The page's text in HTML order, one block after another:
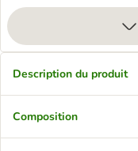
Description du produit
Composition